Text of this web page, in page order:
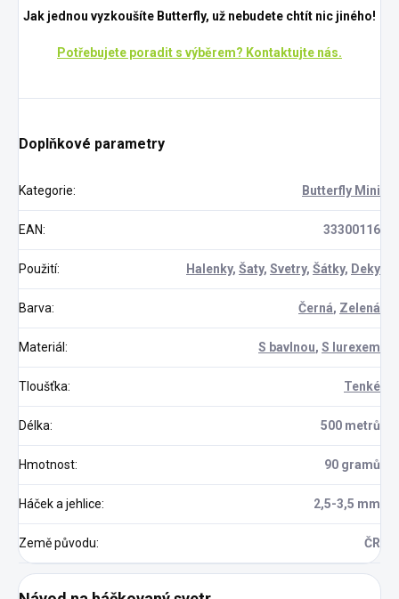
Jak jednou vyzkoušíte Butterfly, už nebudete chtít nic jiného!
Potřebujete poradit s výběrem? Kontaktujte nás.
Doplňkové parametry
Kategorie: Butterfly Mini
EAN: 33300116
Použití: Halenky, Šaty, Svetry, Šátky, Deky
Barva: Černá, Zelená
Materiál: S bavlnou, S lurexem
Tloušťka: Tenké
Délka: 500 metrů
Hmotnost: 90 gramů
Háček a jehlice: 2,5-3,5 mm
Země původu: ČR